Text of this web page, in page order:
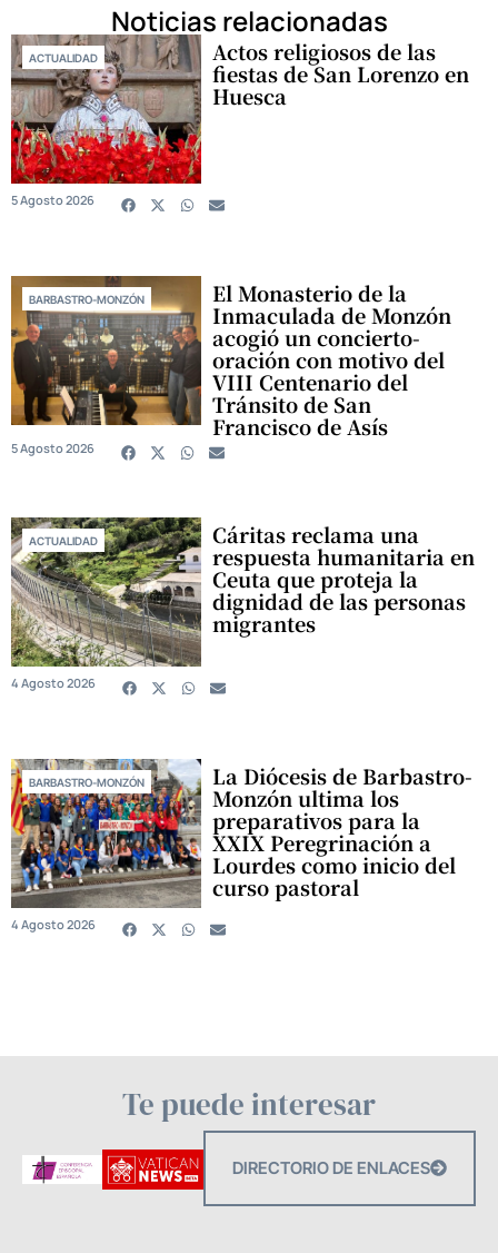
Noticias relacionadas
ACTUALIDAD Actos religiosos de las
fiestas de San Lorenzo en
Huesca
5 Agosto 2026
BARBASTRO-MONZÓN El Monasterio de la
Inmaculada de Monzón
acogió un concierto-
oración con motivo del
VIII Centenario del
Tránsito de San
Francisco de Asís
5 Agosto 2026
ACTUALIDAD Cáritas reclama una
respuesta humanitaria en
Ceuta que proteja la
dignidad de las personas
migrantes
4 Agosto 2026
BARBASTRO-MONZÓN La Diócesis de Barbastro-
Monzón ultima los
preparativos para la
XXIX Peregrinación a
Lourdes como inicio del
curso pastoral
4 Agosto 2026
Te puede interesar
DIRECTORIO DE ENLACES